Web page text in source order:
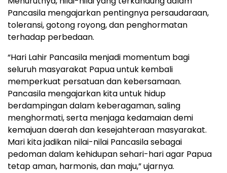
Pancasila mengajarkan pentingnya persaudaraan,
toleransi, gotong royong, dan penghormatan
terhadap perbedaan.
“Hari Lahir Pancasila menjadi momentum bagi
seluruh masyarakat Papua untuk kembali
memperkuat persatuan dan kebersamaan.
Pancasila mengajarkan kita untuk hidup
berdampingan dalam keberagaman, saling
menghormati, serta menjaga kedamaian demi
kemajuan daerah dan kesejahteraan masyarakat.
Mari kita jadikan nilai-nilai Pancasila sebagai
pedoman dalam kehidupan sehari-hari agar Papua
tetap aman, harmonis, dan maju,” ujarnya.